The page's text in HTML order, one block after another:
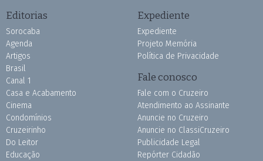
Editorias
Sorocaba
Agenda
Artigos
Brasil
Canal 1
Casa e Acabamento
Cinema
Condomínios
Cruzeirinho
Do Leitor
Educação
Expediente
Expediente
Projeto Memória
Política de Privacidade
Fale conosco
Fale com o Cruzeiro
Atendimento ao Assinante
Anuncie no Cruzeiro
Anuncie no ClassiCruzeiro
Publicidade Legal
Repórter Cidadão